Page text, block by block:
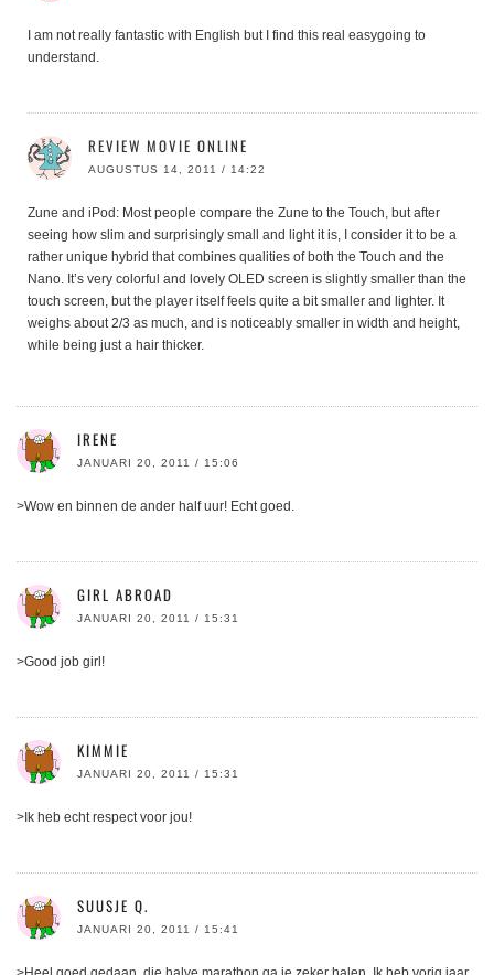
I am not really fantastic with English but I find this real easygoing to
understand.
REVIEW MOVIE ONLINE
AUGUSTUS 14, 2011 / 14:22
Zune and iPod: Most people compare the Zune to the Touch, but after
seeing how slim and surprisingly small and light it is, I consider it to be a
rather unique hybrid that combines qualities of both the Touch and the
Nano. It’s very colorful and lovely OLED screen is slightly smaller than the
touch screen, but the player itself feels quite a bit smaller and lighter. It
weighs about 2/3 as much, and is noticeably smaller in width and height,
while being just a hair thicker.
IRENE
JANUARI 20, 2011 / 15:06
>Wow en binnen de ander half uur! Echt goed.
GIRL ABROAD
JANUARI 20, 2011 / 15:31
>Good job girl!
KIMMIE
JANUARI 20, 2011 / 15:31
>Ik heb echt respect voor jou!
SUUSJE Q.
JANUARI 20, 2011 / 15:41